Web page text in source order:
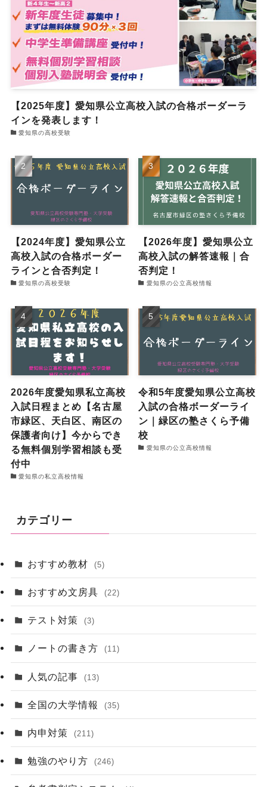
【2025年度】愛知県公立高校入試の合格ボーダーラ
インを発表します！
愛知県の高校受験
【2024年度】愛知県公立
高校入試の合格ボーダー
ラインと合否判定！
愛知県の高校受験
【2026年度】愛知県公立
高校入試の解答速報｜合
否判定！
愛知県の公立高校情報
2026年度愛知県私立高校
入試日程まとめ【名古屋
市緑区、天白区、南区の
保護者向け】今からでき
る無料個別学習相談も受
付中
愛知県の私立高校情報
令和5年度愛知県公立高校
入試の合格ボーダーライ
ン｜緑区の塾さくら予備
校
愛知県の公立高校情報
カテゴリー
おすすめ教材 (5)
おすすめ文房具 (22)
テスト対策 (3)
ノートの書き方 (11)
人気の記事 (13)
全国の大学情報 (35)
内申対策 (211)
勉強のやり方 (246)